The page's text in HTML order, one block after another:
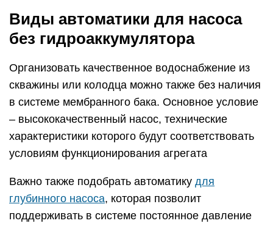
Виды автоматики для насоса
без гидроаккумулятора
Организовать качественное водоснабжение из
скважины или колодца можно также без наличия
в системе мембранного бака. Основное условие
– высококачественный насос, технические
характеристики которого будут соответствовать
условиям функционирования агрегата
Важно также подобрать автоматику для
глубинного насоса, которая позволит
поддерживать в системе постоянное давление